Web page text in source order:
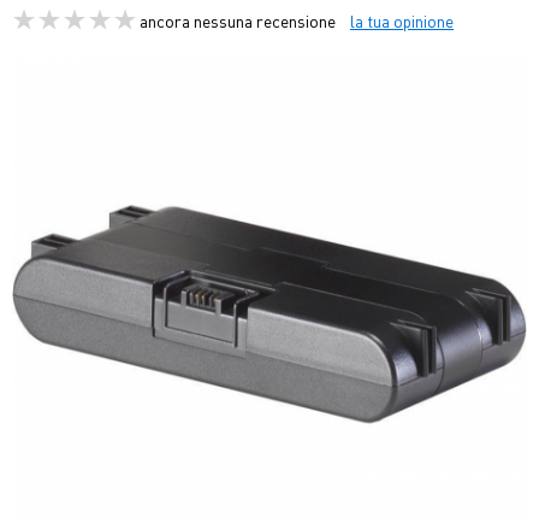
ancora nessuna recensione la tua opinione